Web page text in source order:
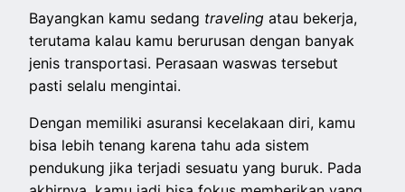
Bayangkan kamu sedang travelingatau bekerja,
terutama kalau kamu berurusan dengan banyak
jenis transportasi. Perasaan waswas tersebut
pasti selalu mengintai.
Dengan memiliki asuransi kecelakaan diri, kamu
bisa lebih tenang karena tahu ada sistem
pendukung jika terjadi sesuatu yang buruk. Pada